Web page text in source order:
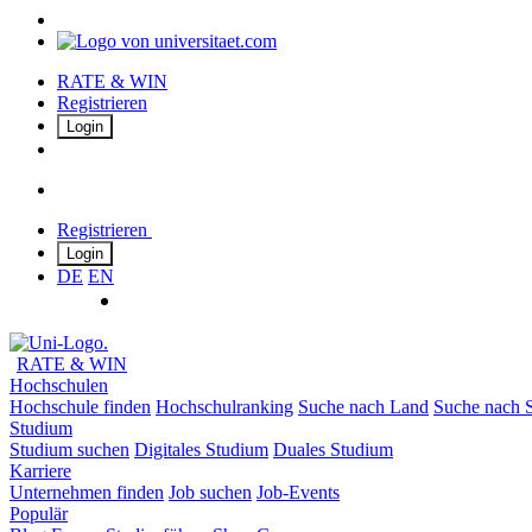
RATE & WIN
Registrieren
Login
Registrieren
Login
DE EN
RATE & WIN
Hochschulen
Hochschule finden Hochschulranking Suche nach Land Suche nach
Studium
Studium suchen Digitales Studium Duales Studium
Karriere
Unternehmen finden Job suchen Job-Events
Populär